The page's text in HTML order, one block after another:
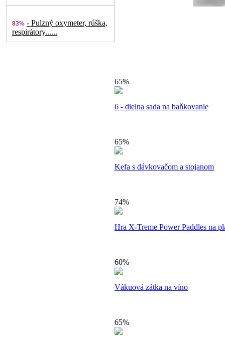
83% - Pulzný oxymeter, rúška,
respirátory......
65%
6 - dielna sada na baňkovanie
65%
Kefa s dávkovačom a stojanom
74%
Hra X-Treme Power Paddles na
60%
Vákuová zátka na víno
65%